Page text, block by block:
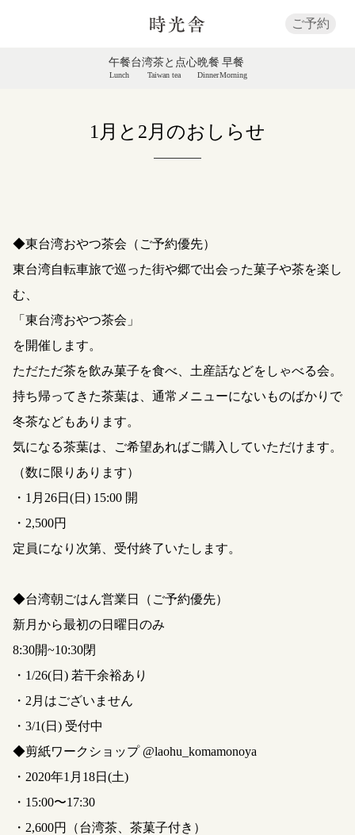
ご予約
午餐
Lunch
台湾茶と点心
Taiwan tea
晩餐
Dinner
早餐
Morning
1月と2月のおしらせ
◆東台湾おやつ茶会（ご予約優先）
東台湾自転車旅で巡った街や郷で出会った菓子や茶を楽し
む、
「東台湾おやつ茶会」
を開催します。
ただただ茶を飲み菓子を食べ、土産話などをしゃべる会。
持ち帰ってきた茶葉は、通常メニューにないものばかりで
冬茶などもあります。
気になる茶葉は、ご希望あればご購入していただけます。
（数に限りあります）
・1月26日(日) 15:00 開
・2,500円
定員になり次第、受付終了いたします。
◆台湾朝ごはん営業日（ご予約優先）
新月から最初の日曜日のみ
8:30開~10:30閉
・1/26(日) 若干余裕あり
・2月はございません
・3/1(日) 受付中
◆剪紙ワークショップ @laohu_komamonoya
・2020年1月18日(土)
・15:00〜17:30
・2,600円（台湾茶、茶菓子付き）